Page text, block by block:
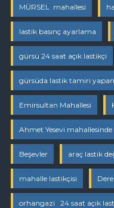
MÜRSEL mahallesi
lastik basınç ayarlama
gürsü 24 saat açık lastikçi
gürsüda lastik tamiri yapan
Emirsultan Mahallesi
Ahmet Yesevi
Beşevler araç lastik
mahalle lastikçisi
orhangazi 24 saat açık